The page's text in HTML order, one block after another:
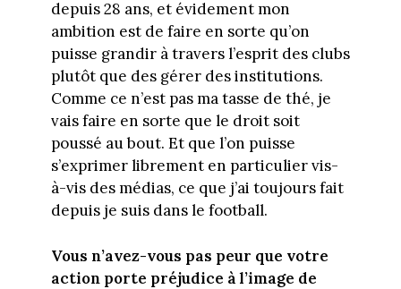
depuis 28 ans, et évidement mon
ambition est de faire en sorte qu’on
puisse grandir à travers l’esprit des clubs
plutôt que des gérer des institutions.
Comme ce n’est pas ma tasse de thé, je
vais faire en sorte que le droit soit
poussé au bout. Et que l’on puisse
s’exprimer librement en particulier vis-
à-vis des médias, ce que j’ai toujours fait
depuis je suis dans le football.
Vous n’avez-vous pas peur que votre
action porte préjudice à l’image de